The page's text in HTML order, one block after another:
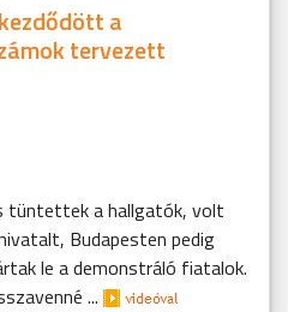
a
tervezett
tüntettek a hallgatók, volt
Budapesten pedig
le a demonstráló fiatalok.
...